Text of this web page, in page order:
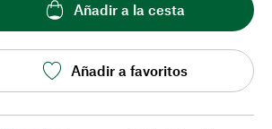
Añadir a la cesta
Añadir a favoritos